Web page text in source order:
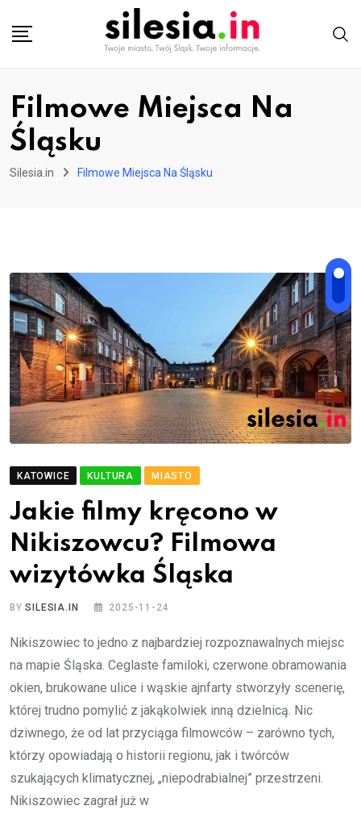
Filmowe Miejsca Na
Śląsku
Silesia.in Filmowe Miejsca Na Śląsku
KATOWICE KULTURA MIASTO
Jakie filmy kręcono w
Nikiszowcu? Filmowa
wizytówka Śląska
BYSILESIA.IN 2025-11-24
Nikiszowiec to jedno z najbardziej rozpoznawalnych miejsc
na mapie Śląska. Ceglaste familoki, czerwone obramowania
okien, brukowane ulice i wąskie ajnfarty stworzyły scenerię,
której trudno pomylić z jakąkolwiek inną dzielnicą. Nic
dziwnego, że od lat przyciąga filmowców – zarówno tych,
którzy opowiadają o historii regionu, jak i twórców
szukających klimatycznej, „niepodrabialnej” przestrzeni.
Nikiszowiec zagrał już w